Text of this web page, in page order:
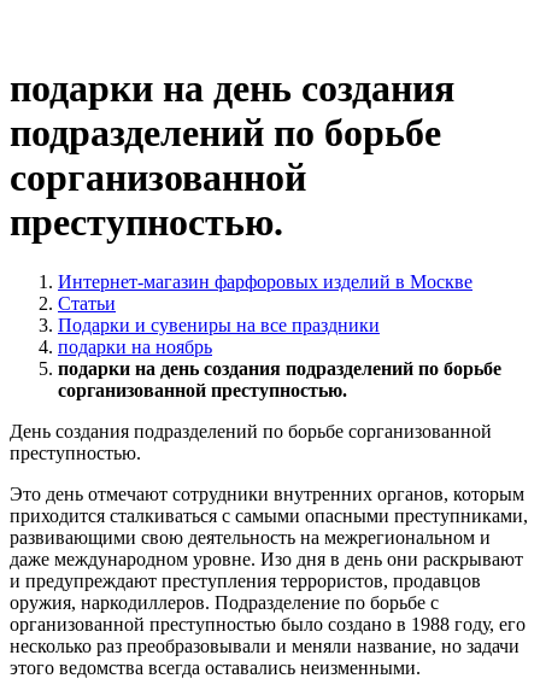
подарки на день создания
подразделений по борьбе
сорганизованной
преступностью.
Интернет-магазин фарфоровых изделий в Москве
Статьи
Подарки и сувениры на все праздники
подарки на ноябрь
подарки на день создания подразделений по борьбе
сорганизованной преступностью.
День создания подразделений по борьбе сорганизованной
преступностью.
Это день отмечают сотрудники внутренних органов, которым
приходится сталкиваться с самыми опасными преступниками,
развивающими свою деятельность на межрегиональном и
даже международном уровне. Изо дня в день они раскрывают
и предупреждают преступления террористов, продавцов
оружия, наркодиллеров. Подразделение по борьбе с
организованной преступностью было создано в 1988 году, его
несколько раз преобразовывали и меняли название, но задачи
этого ведомства всегда оставались неизменными.